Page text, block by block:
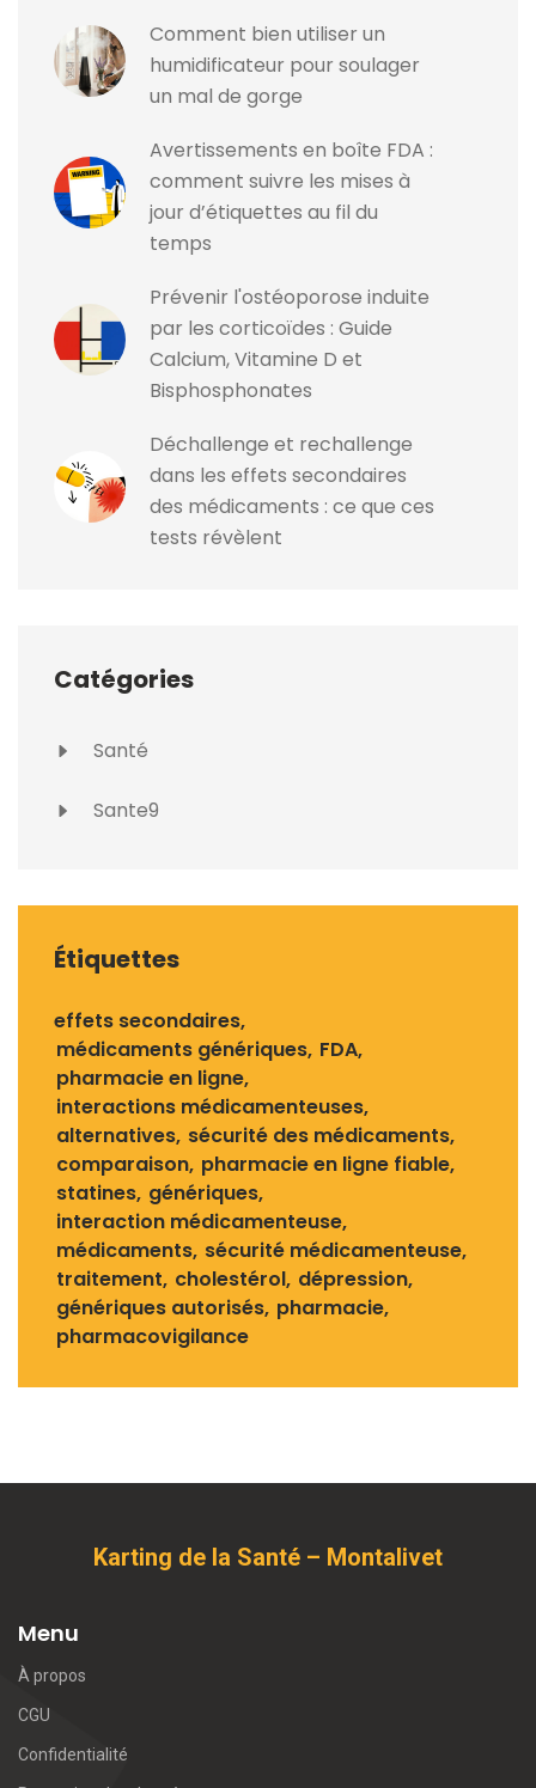
Comment bien utiliser un
humidificateur pour soulager
un mal de gorge
Avertissements en boîte FDA :
comment suivre les mises à
jour d’étiquettes au fil du
temps
Prévenir l'ostéoporose induite
par les corticoïdes : Guide
Calcium, Vitamine D et
Bisphosphonates
Déchallenge et rechallenge
dans les effets secondaires
des médicaments : ce que ces
tests révèlent
Catégories
Santé
Sante9
Étiquettes
effets secondaires
médicaments génériques FDA
pharmacie en ligne
interactions médicamenteuses
alternatives sécurité des médicaments
comparaison pharmacie en ligne fiable
statines génériques
interaction médicamenteuse
médicaments sécurité médicamenteuse
traitement cholestérol dépression
génériques autorisés pharmacie
pharmacovigilance
Karting de la Santé – Montalivet
Menu
À propos
CGU
Confidentialité